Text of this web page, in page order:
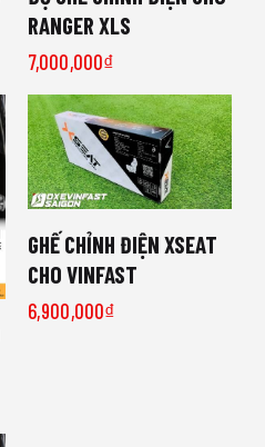
RANGER XLS
7,000,000₫
GHẾ CHỈNH ĐIỆN XSEAT
CHO VINFAST
6,900,000₫